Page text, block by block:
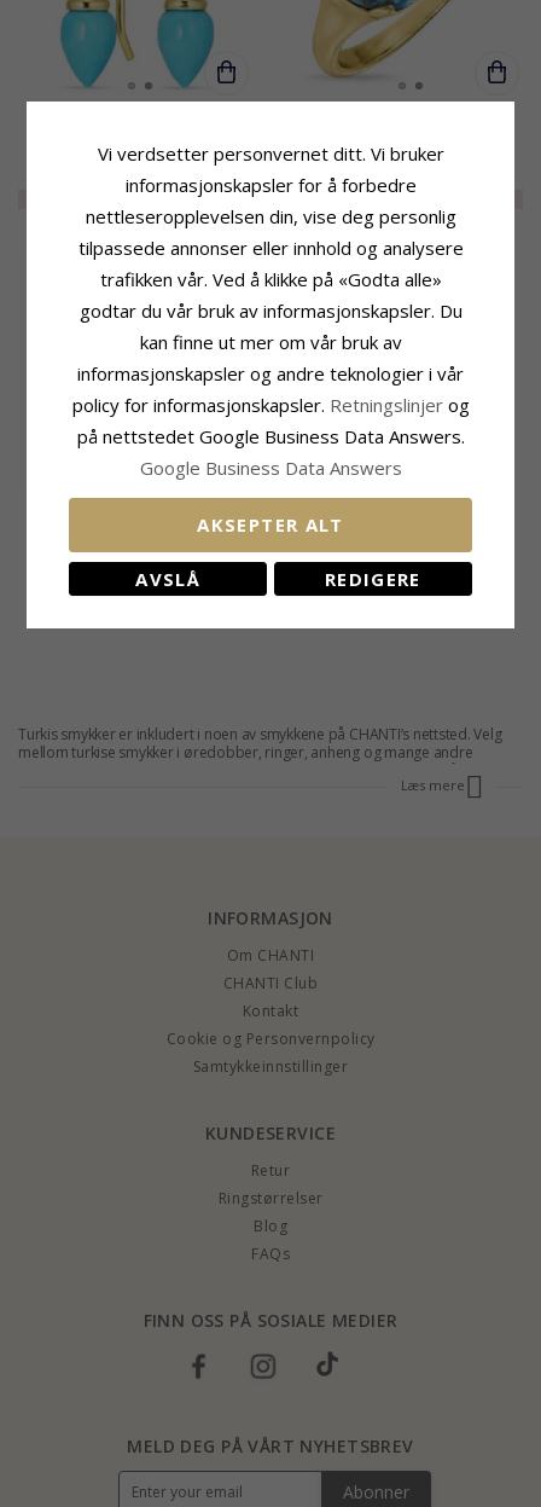
sølv - Loom Stones
CHANTI-pris
30% 341,-
forgylt sølv - Loom Stones
CHANTI-pris
EXTRA 40%
forgylt stål - Little Ones
CHANTI-pris 516,-
Turkis smykker er inkludert i noen av smykkene på CHANTI’s nettsted. Velg
mellom turkise smykker i øredobber, ringer, anheng og mange andre
smykker i attraktive design. Hvis du er ute etter et nytt smykke, vil våre turkise
smykker være et godt og trendy valg, ettersom de passer for alle, og
Læs mere
INFORMASJON
Om CHANTI
CHANTI Club
Kontakt
Cookie og Personvernpolicy
Samtykkeinnstillinger
KUNDESERVICE
Retur
Ringstørrelser
Blog
FAQs
FINN OSS PÅ SOSIALE MEDIER
MELD DEG PÅ VÅRT NYHETSBREV
Abonner
Vi verdsetter personvernet ditt. Vi bruker
informasjonskapsler for å forbedre
nettleseropplevelsen din, vise deg personlig
tilpassede annonser eller innhold og analysere
trafikken vår. Ved å klikke på «Godta alle»
godtar du vår bruk av informasjonskapsler. Du
kan finne ut mer om vår bruk av
informasjonskapsler og andre teknologier i vår
policy for informasjonskapsler. Retningslinjer og
på nettstedet Google Business Data Answers.
Google Business Data Answers
AKSEPTER ALT
AVSLÅ REDIGERE